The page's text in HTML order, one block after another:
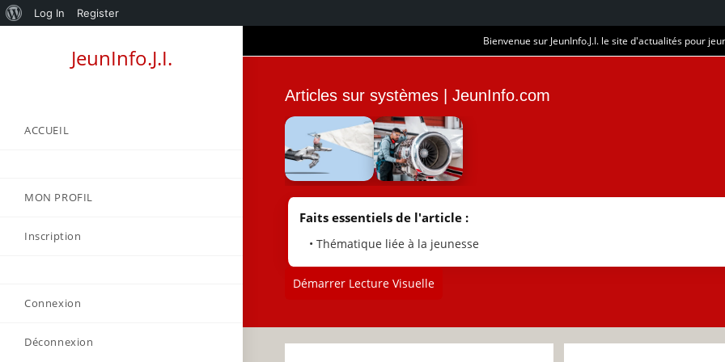
About
Log In Register
to
Bienvenue sur JeunInfo.J.I. le site d'actualités pour
JeunInfo.J.I.
ACCUEIL
MON PROFIL
Inscription
Connexion
Déconnexion
Articles sur systèmes | JeunInfo.com
Faits essentiels de l'article :
• Thématique liée à la jeunesse
Démarrer Lecture Visuelle